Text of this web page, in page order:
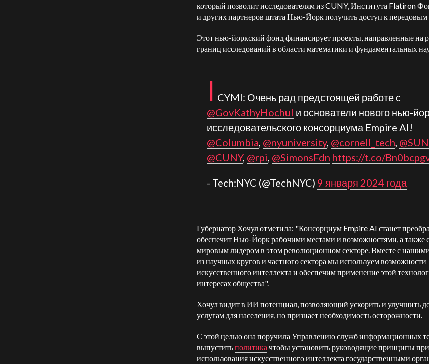
который позволит исследователям из CUNY, Института Flatiron
и других партнеров штата Нью-Йорк получить доступ к передовым
Этот нью-йоркский фонд финансирует проекты, направленные на
границ исследований в области математики и фундаментальных
I CYMI: Очень рад предстоящей работе с
@GovKathyHochul и основатели нового нью-
исследовательского консорциума Empire AI!
@Columbia, @nyuniversity, @cornell_tech,
@CUNY, @rpi, @SimonsFdn https://t.co/
- Tech:NYC (@TechNYC) 9 января 2024 года
Губернатор Хочул отметила: "Консорциум Empire AI станет
обеспечит Нью-Йорк рабочими местами и возможностями, а также
мировым лидером в этом революционном секторе. Вместе с
из научных кругов и частного сектора мы используем возможности
искусственного интеллекта и обеспечим применение этой
интересах общества".
Хочул видит в ИИ потенциал, позволяющий ускорить и улучшить
услугам для населения, но признает необходимость осторожности.
С этой целью она поручила Управлению служб информационных
выпуститьполитика чтобы установить руководящие принципы
использования искусственного интеллекта государственными